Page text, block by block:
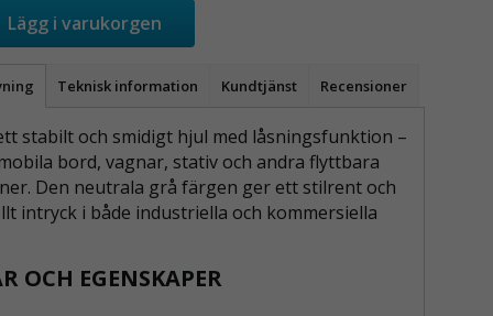
Lägg i varukorgen
Teknisk information Kundtjänst Recensioner
stabilt och smidigt hjul med låsningsfunktion –
bord, vagnar, stativ och andra flyttbara
Den neutrala grå färgen ger ett stilrent och
intryck i både industriella och kommersiella
OCH EGENSKAPER